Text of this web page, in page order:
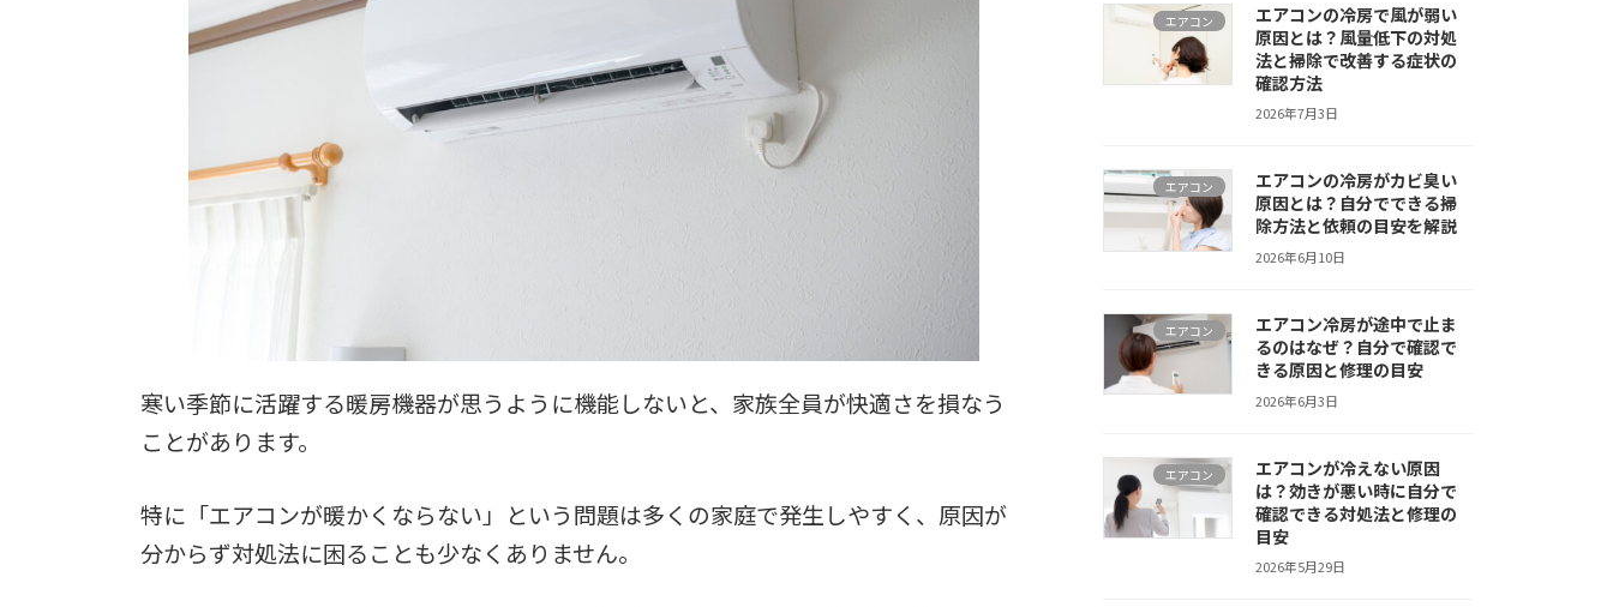
寒い季節に活躍する暖房機器が思うように機能しないと、家族全員が快適さを損なう
ことがあります。
特に「エアコンが暖かくならない」という問題は多くの家庭で発生しやすく、原因が
分からず対処法に困ることも少なくありません。
エアコン
エアコンの冷房で風が弱い
原因とは？風量低下の対処
法と掃除で改善する症状の
確認方法
2026年7月3日
エアコン
エアコンの冷房がカビ臭い
原因とは？自分でできる掃
除方法と依頼の目安を解説
2026年6月10日
エアコン
エアコン冷房が途中で止ま
るのはなぜ？自分で確認で
きる原因と修理の目安
2026年6月3日
エアコン
エアコンが冷えない原因
は？効きが悪い時に自分で
確認できる対処法と修理の
目安
2026年5月29日